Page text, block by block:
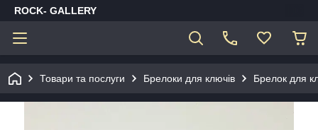
ROCK- GALLERY
Товари та послуги Брелоки для ключів Брелок для